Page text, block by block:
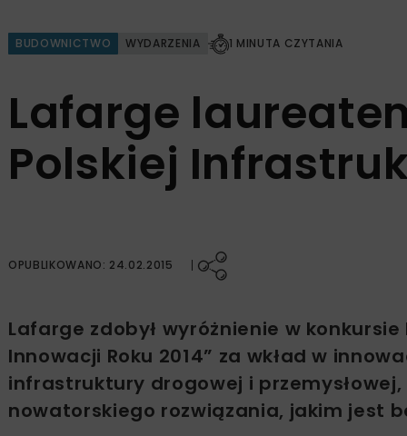
BUDOWNICTWO WYDARZENIA 1 MINUTA CZYTANIA
Lafarge
Polskiej
OPUBLIKOWANO: 24.02.2015
Lafarge zdobył wyróżnienie w
Innowacji Roku 2014” za wkład w
infrastruktury drogowej i
nowatorskiego rozwiązania, jakim jest